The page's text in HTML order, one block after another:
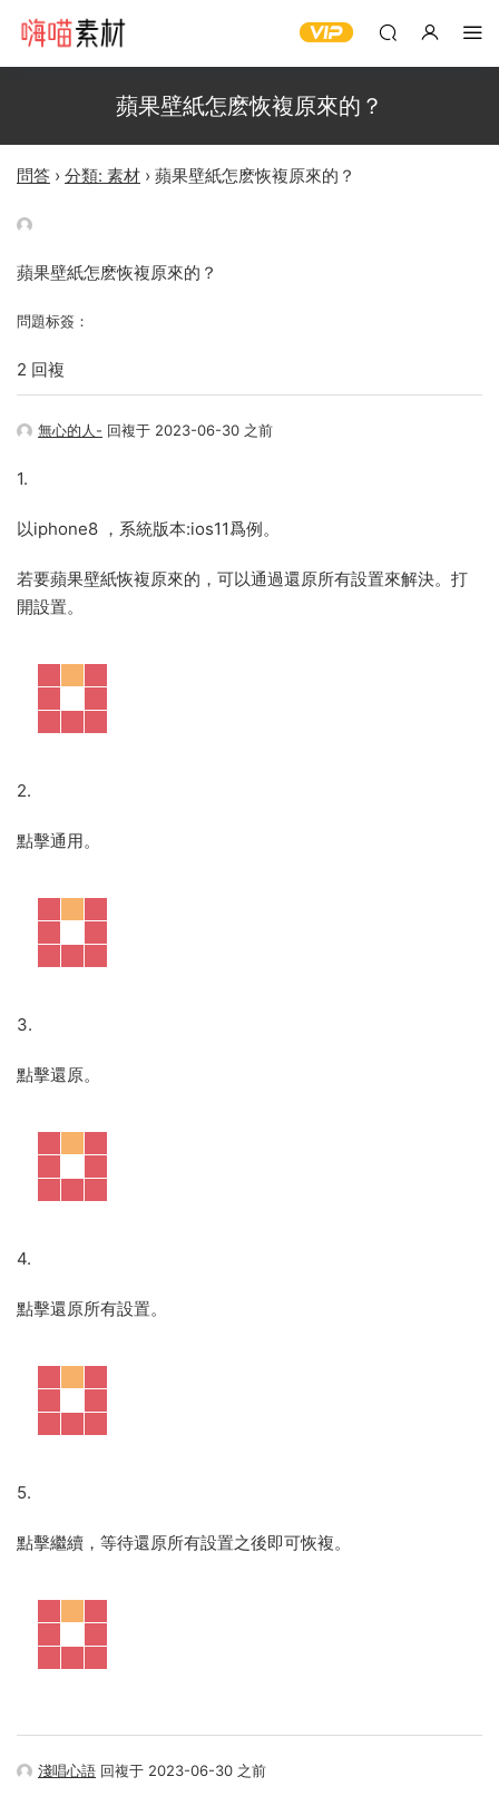
蘋果壁紙怎麽恢複原來的？
問答 › 分類: 素材 › 蘋果壁紙怎麽恢複原來的？
蘋果壁紙怎麽恢複原來的？
問題标簽：
2 回複
無心的人- 回複于 2023-06-30 之前
1.
以iphone8 ，系統版本:ios11爲例。
若要蘋果壁紙恢複原來的，可以通過還原所有設置來解決。打
開設置。
2.
點擊通用。
3.
點擊還原。
4.
點擊還原所有設置。
5.
點擊繼續，等待還原所有設置之後即可恢複。
淺唱心語 回複于 2023-06-30 之前